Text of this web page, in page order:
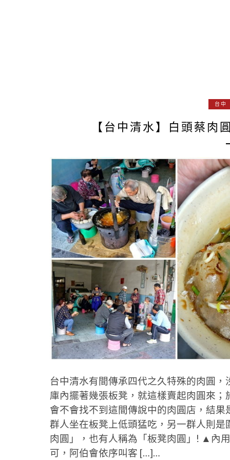
台中
【台中清水】白頭蔡肉
台中清水有間傳承四代之久特殊的肉圓
庫內擺著幾張板凳，就這樣賣起肉圓來
會不會找不到這間傳說中的肉圓店，結
群人坐在板凳上低頭猛吃，另一群人則
肉圓」，也有人稱為「板凳肉圓」! ▲內
可，阿伯會依序叫客 […]…